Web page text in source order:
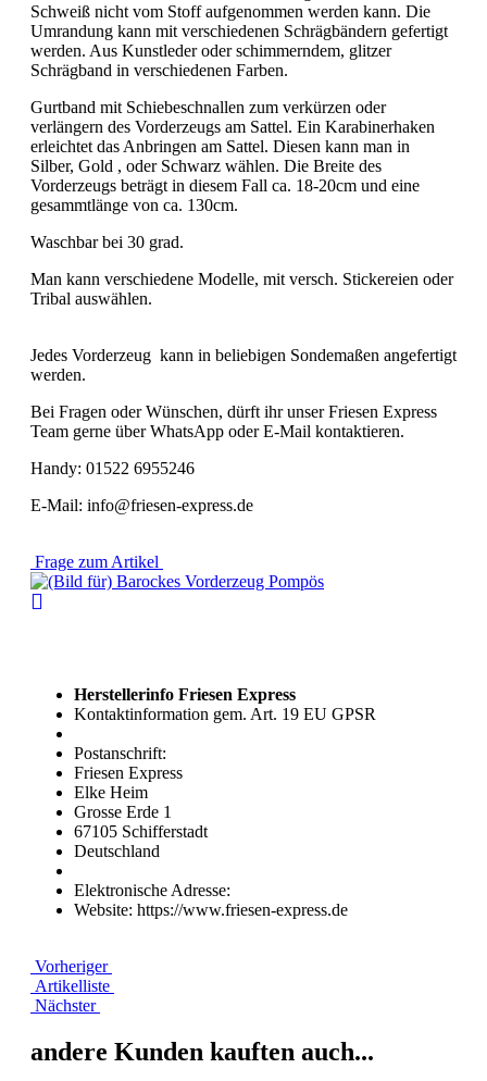
Schweiß nicht vom Stoff aufgenommen werden kann. Die
Umrandung kann mit verschiedenen Schrägbändern gefertigt
werden. Aus Kunstleder oder schimmerndem, glitzer
Schrägband in verschiedenen Farben.
Gurtband mit Schiebeschnallen zum verkürzen oder
verlängern des Vorderzeugs am Sattel. Ein Karabinerhaken
erleichtet das Anbringen am Sattel. Diesen kann man in
Silber, Gold , oder Schwarz wählen. Die Breite des
Vorderzeugs beträgt in diesem Fall ca. 18-20cm und eine
gesammtlänge von ca. 130cm.
Waschbar bei 30 grad.
Man kann verschiedene Modelle, mit versch. Stickereien oder
Tribal auswählen.
Jedes Vorderzeug kann in beliebigen Sondemaßen angefertigt
werden.
Bei Fragen oder Wünschen, dürft ihr unser Friesen Express
Team gerne über WhatsApp oder E-Mail kontaktieren.
Handy: 01522 6955246
E-Mail: info@friesen-express.de
Frage zum Artikel
Herstellerinfo Friesen Express
Kontaktinformation gem. Art. 19 EU GPSR
Postanschrift:
Friesen Express
Elke Heim
Grosse Erde 1
67105 Schifferstadt
Deutschland
Elektronische Adresse:
Website: https://www.friesen-express.de
Vorheriger
Artikelliste
Nächster
andere Kunden kauften auch...